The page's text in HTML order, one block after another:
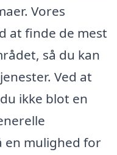
Vores
at finde de mest
så du kan
Ved at
ikke blot en
en mulighed for